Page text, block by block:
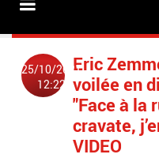
25/10/2021
12:22
Eric
voilée en
"Face à la
cravate,
VIDEO